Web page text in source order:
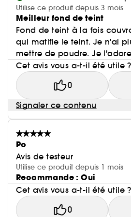
Utilise ce produit depuis 3 mois
Meilleur fond de teint
Fond de teint à la fois
qui matifie le teint. Je n'ai
mettre de poudre. Je l'adore
Cet avis vous a-t-il été utile ?
0
Signaler ce contenu
Po
Avis de testeur
Utilise ce produit depuis 1 mois
Recommande : Oui
Cet avis vous a-t-il été utile ?
0